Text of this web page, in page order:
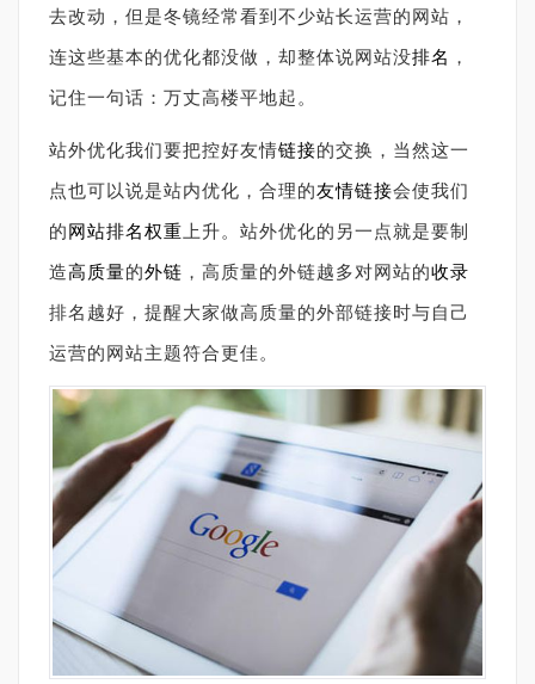
去改动，但是冬镜经常看到不少站长运营的网站，
连这些基本的优化都没做，却整体说网站没排名 ，
记住一句话：万丈高楼平地起。
站外优化我们要把控好友情链接的交换，当然这一
点也可以说是站内优化，合理的友情链接会使我们
的网站排名权重 上升。站外优化的另一点就是要制
造高质量的外链 ，高质量的外链越多对网站的收录
排名越好，提醒大家做高质量的外部链接时与自己
运营的网站主题符合更佳。